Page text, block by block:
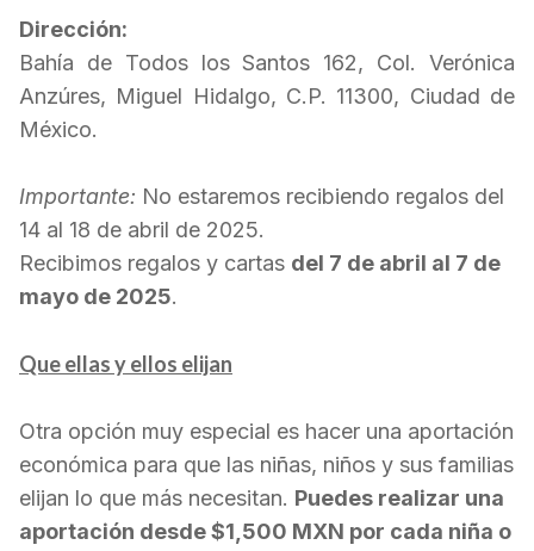
Dirección:
Bahía de Todos los Santos 162, Col. Verónica
Anzúres, Miguel Hidalgo, C.P. 11300, Ciudad de
México.
Importante: No estaremos recibiendo regalos del
14 al 18 de abril de 2025.
Recibimos regalos y cartas del 7 de abril al 7 de
mayo de 2025.
Que ellas y ellos elijan
Otra opción muy especial es hacer una aportación
económica para que las niñas, niños y sus familias
elijan lo que más necesitan. Puedes realizar una
aportación desde $1,500 MXN por cada niña o